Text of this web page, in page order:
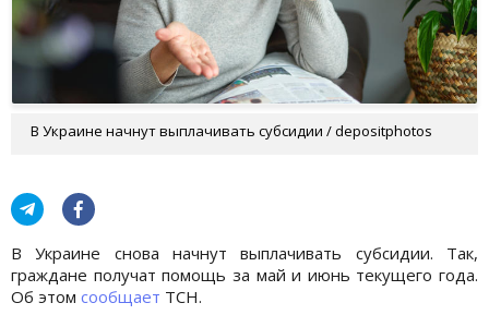
В Украине начнут выплачивать субсидии / depositphotos
В Украине снова начнут выплачивать субсидии. Так,
граждане получат помощь за май и июнь текущего года.
Об этом сообщает ТСН.